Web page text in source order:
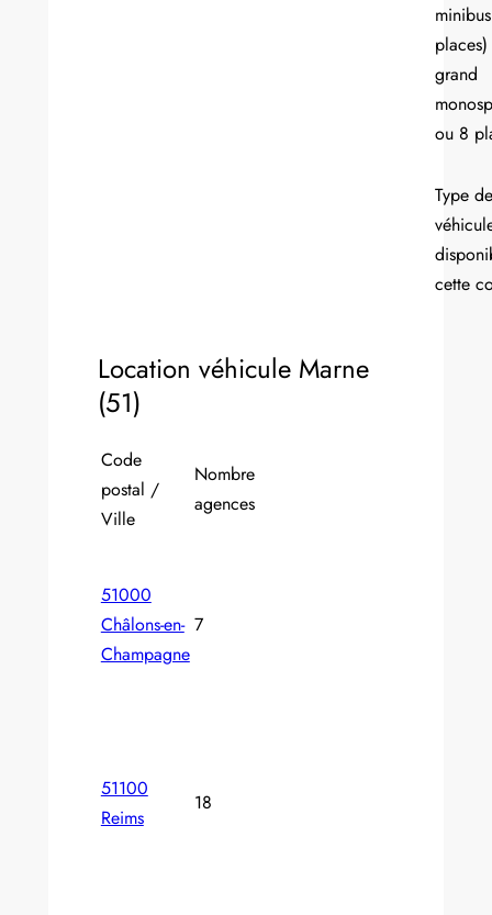
grand
ou 8
Type de
cette
Location véhicule Marne
(51)
Code
postal /
Ville
Nombre
agences
51000
Châlons-en-
Champagne
7
51100
Reims
18